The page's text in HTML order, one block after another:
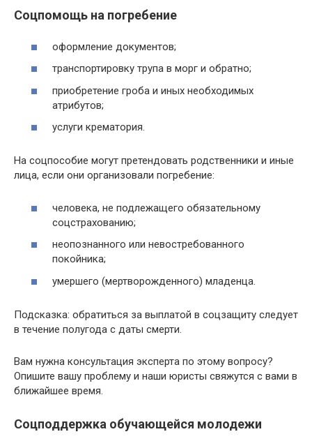
Соцпомощь на погребение
оформление документов;
транспортировку трупа в морг и обратно;
приобретение гроба и иных необходимых
атрибутов;
услуги крематория.
На соцпособие могут претендовать родственники и иные
лица, если они организовали погребение:
человека, не подлежащего обязательному
соцстрахованию;
неопознанного или невостребованного
покойника;
умершего (мертворожденного) младенца.
Подсказка: обратиться за выплатой в соцзащиту следует
в течение полугода с даты смерти.
Вам нужна консультация эксперта по этому вопросу?
Опишите вашу проблему и наши юристы свяжутся с вами в
ближайшее время.
Соцподдержка обучающейся молодежи